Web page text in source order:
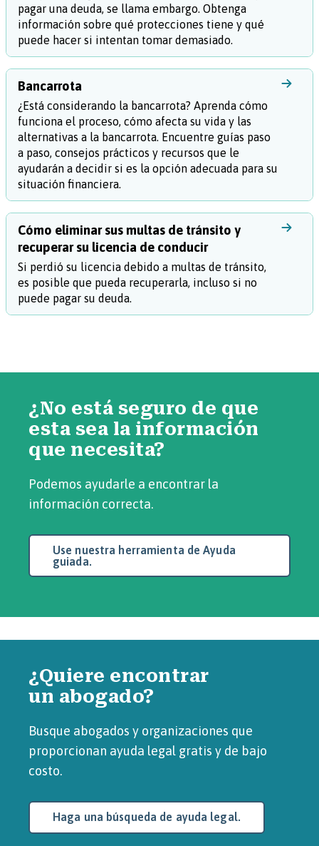
pagar una deuda, se llama embargo. Obtenga
información sobre qué protecciones tiene y qué
puede hacer si intentan tomar demasiado.
Bancarrota
¿Está considerando la bancarrota? Aprenda cómo
funciona el proceso, cómo afecta su vida y las
alternativas a la bancarrota. Encuentre guías paso
a paso, consejos prácticos y recursos que le
ayudarán a decidir si es la opción adecuada para su
situación financiera.
Cómo eliminar sus multas de tránsito y
recuperar su licencia de conducir
Si perdió su licencia debido a multas de tránsito,
es posible que pueda recuperarla, incluso si no
puede pagar su deuda.
¿No está seguro de que
esta sea la información
que necesita?
Podemos ayudarle a encontrar la
información correcta.
Use nuestra herramienta de Ayuda
guiada.
¿Quiere encontrar
un abogado?
Busque abogados y organizaciones que
proporcionan ayuda legal gratis y de bajo
costo.
Haga una búsqueda de ayuda legal.